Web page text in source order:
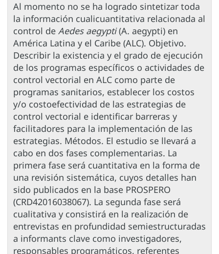
Al momento no se ha logrado sintetizar toda
la información cualicuantitativa relacionada al
control de Aedes aegypti(A. aegypti) en
América Latina y el Caribe (ALC). Objetivo.
Describir la existencia y el grado de ejecución
de los programas específicos o actividades de
control vectorial en ALC como parte de
programas sanitarios, establecer los costos
y/o costoefectividad de las estrategias de
control vectorial e identificar barreras y
facilitadores para la implementación de las
estrategias. Métodos. El estudio se llevará a
cabo en dos fases complementarias. La
primera fase será cuantitativa en la forma de
una revisión sistemática, cuyos detalles han
sido publicados en la base PROSPERO
(CRD42016038067). La segunda fase será
cualitativa y consistirá en la realización de
entrevistas en profundidad semiestructuradas
a informants clave como investigadores,
responsables programáticos, referentes